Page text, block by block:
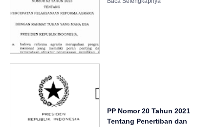
PP Nomor 20 Tahun 2021
Tentang Penertiban dan